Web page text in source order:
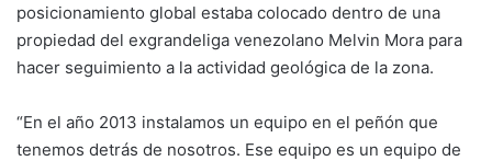
posicionamiento global estaba colocado dentro de una
propiedad del exgrandeliga venezolano Melvin Mora para
hacer seguimiento a la actividad geológica de la zona.
“En el año 2013 instalamos un equipo en el peñón que
tenemos detrás de nosotros. Ese equipo es un equipo de